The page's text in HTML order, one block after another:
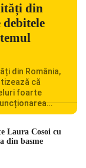
din
debitele
din România,
că
foarte
se confruntă
de vedere
Laura Cosoi cu
din basme